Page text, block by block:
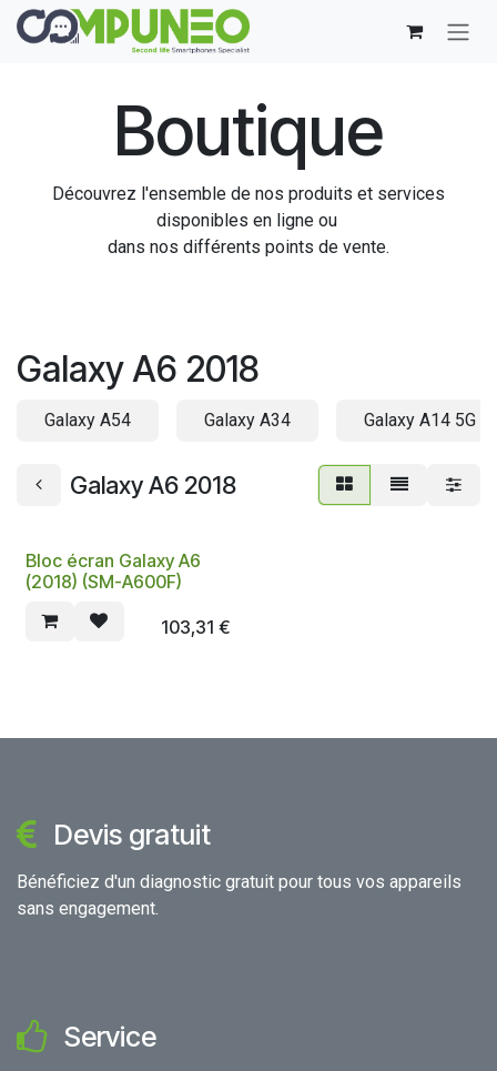
Se rendre au contenu
Boutique
Découvrez l'ensemble de nos produits et services
disponibles en ligne ou
dans nos différents points de vente.
Galaxy A6 2018
Galaxy A54 Galaxy A34 Galaxy A14 5G
Galaxy A6 2018
Bloc écran Galaxy A6
(2018) (SM-A600F)
103,31 €
Devis gratuit
Bénéficiez d'un diagnostic gratuit pour tous vos appareils
sans engagement.
Service